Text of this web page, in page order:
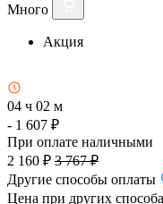
Много
Акция
04 ч 02 м
- 1 607 ₽
При оплате наличными
2 160 ₽ 3 767 ₽
Другие способы оплаты
Цена при других